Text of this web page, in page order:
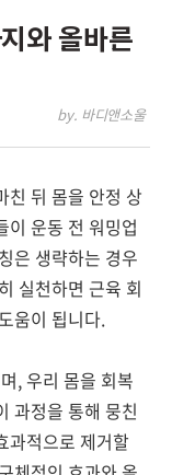
와 올바른
by. 바디앤소울
친 뒤 몸을 안정 상
이 운동 전 워밍업
은 생략하는 경우
실천하면 근육 회
움이 됩니다.
, 우리 몸을 회복
과정을 통해 뭉친
과적으로 제거할